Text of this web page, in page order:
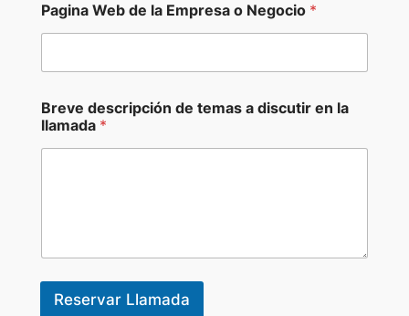
e
l
c
ó
n
d
e
Pagina Web de la Empresa o Negocio *
Breve descripción de temas a discutir en la
llamada *
Reservar Llamada